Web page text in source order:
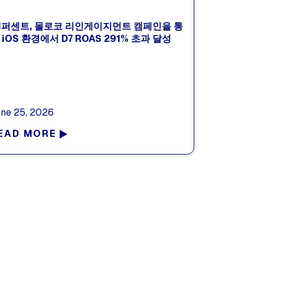
퍼센트, 몰로코 리인게이지먼트 캠페인을 통
환경에서 D7 ROAS 291% 초과 달성
25, 2026
MORE